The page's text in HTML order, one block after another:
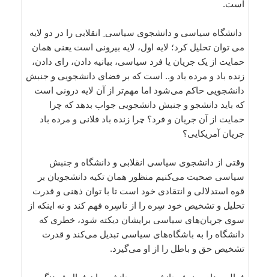
است.
دانشگاه سیاسی و دانشجوی سیاسی ِ انقلابی را در دو لایه
می توان تحلیل کرد؛ لایه اول، لایه بیرونی است یعنی همان
حمایت از یک جریان یا فرد سیاسی، بیانیه دادن، رای دادن،
زنده باد و مرده باد و.. است که بر فضای دانشجویی و جنبش
دانشجویی حاکم می‌‌شود اما مهم‌‌تر از آن لایه درونی است
که باید دانشجو و جنبش دانشجویی جواب بدهد که چرا
حمایت از آن جریان و فرد؟ چرا زنده باد فلانی و مرده باد
جریان آمریکایی؟
وقتی از دانشجوی سیاسی انقلابی و دانشگاه و جنبش
سیاسی صحبت می‌‌کنیم منظور همان تکیه دانشجویان بر
قوه استدلالی و انتقادی خود است تا با توان ذهنی و قدرت
تحلیل و تشخیص خود سِره را از ناسِره فهم کند و نه اینکه از
سوی جریان‌‌های سیاسی برایشان دیکته شود، خطری که
دانشگاه را به باشگاه‌‌های سیاسی تبدیل می‌‌کند و قدرت
تشخیص حق و باطل را از او می‌‌گیرد.